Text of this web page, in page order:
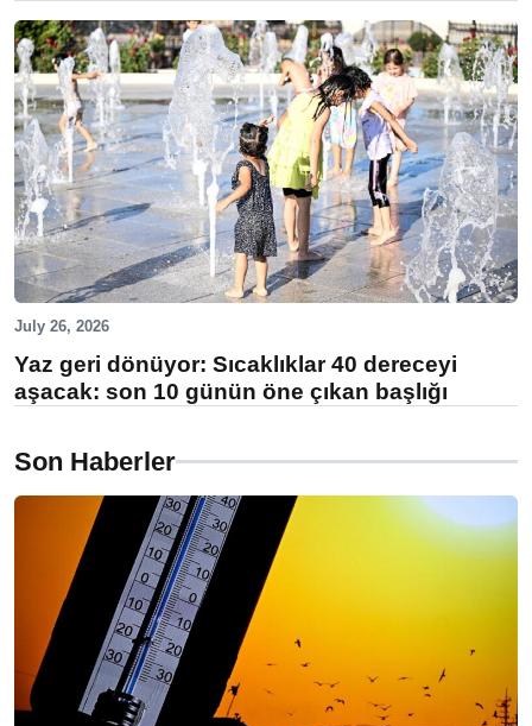
July 26, 2026
Yaz geri dönüyor: Sıcaklıklar 40 dereceyi
aşacak: son 10 günün öne çıkan başlığı
Son Haberler